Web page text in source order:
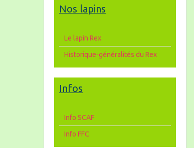
Nos lapins
Le lapin Rex
Historique-généralités du Rex
Infos
Info SCAF
Info FFC